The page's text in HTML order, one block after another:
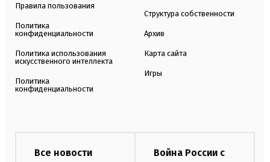
Правила пользования
Политика
конфиденциальности
Политика использования
искусственного интеллекта
Политика
конфиденциальности
Структура собственности
Архив
Карта сайта
Игры
Все новости
Война России с